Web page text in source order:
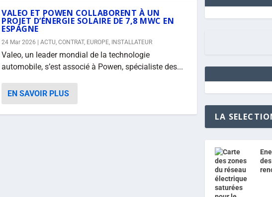
VALEO ET POWEN COLLABORENT À UN
PROJET D’ÉNERGIE SOLAIRE DE 7,8 MWC EN
ESPAGNE
24 Mar 2026 ACTU, CONTRAT, EUROPE, INSTALLATEUR
Valeo, un leader mondial de la technologie
automobile, s’est associé à Powen, spécialiste des...
EN SAVOIR PLUS
LA